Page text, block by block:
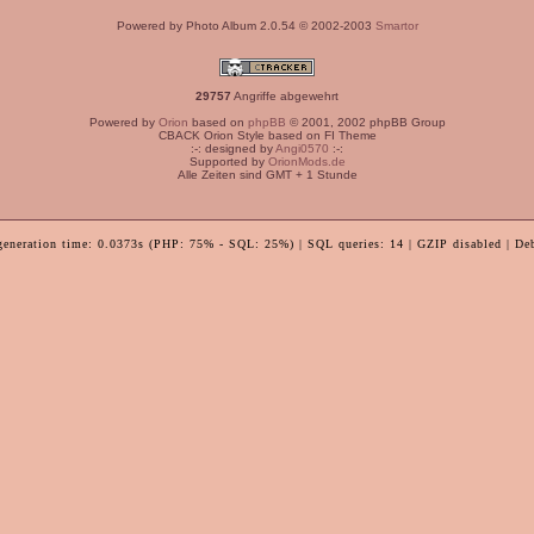
Powered by Photo Album 2.0.54 © 2002-2003 Smartor
29757 Angriffe abgewehrt
Powered by Orion based on phpBB © 2001, 2002 phpBB Group
CBACK Orion Style based on FI Theme
:-: designed byAngi0570 :-:
Supported by OrionMods.de
Alle Zeiten sind GMT + 1 Stunde
time: 0.0373s (PHP: 75% - SQL: 25%) | SQL queries: 14 | GZIP disabled |